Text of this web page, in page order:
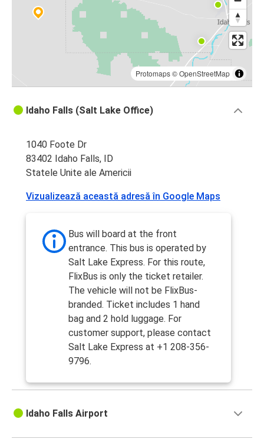
Protomaps©OpenStreetMap
Idaho Falls (Salt Lake Office)
1040 Foote Dr
83402 Idaho Falls, ID
Statele Unite ale Americii
Vizualizează această adresă în Google Maps
Bus will board at the front
entrance. This bus is operated by
Salt Lake Express. For this route,
FlixBus is only the ticket retailer.
The vehicle will not be FlixBus-
branded. Ticket includes 1 hand
bag and 2 hold luggage. For
customer support, please contact
Salt Lake Express at +1 208-356-
9796.
Idaho Falls Airport